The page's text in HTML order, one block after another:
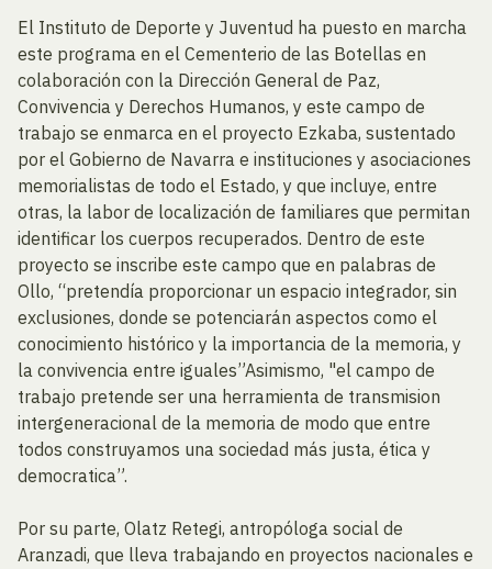
El Instituto de Deporte y Juventud ha puesto en marcha
este programa en el Cementerio de las Botellas en
colaboración con la Dirección General de Paz,
Convivencia y Derechos Humanos, y este campo de
trabajo se enmarca en el proyecto Ezkaba, sustentado
por el Gobierno de Navarra e instituciones y asociaciones
memorialistas de todo el Estado, y que incluye, entre
otras, la labor de localización de familiares que permitan
identificar los cuerpos recuperados. Dentro de este
proyecto se inscribe este campo que en palabras de
Ollo, “pretendía proporcionar un espacio integrador, sin
exclusiones, donde se potenciarán aspectos como el
conocimiento histórico y la importancia de la memoria, y
la convivencia entre iguales”Asimismo, "el campo de
trabajo pretende ser una herramienta de transmision
intergeneracional de la memoria de modo que entre
todos construyamos una sociedad más justa, ética y
democratica”.
Por su parte, Olatz Retegi, antropóloga social de
Aranzadi, que lleva trabajando en proyectos nacionales e